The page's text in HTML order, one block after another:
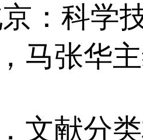
：科学
马张华
文献分